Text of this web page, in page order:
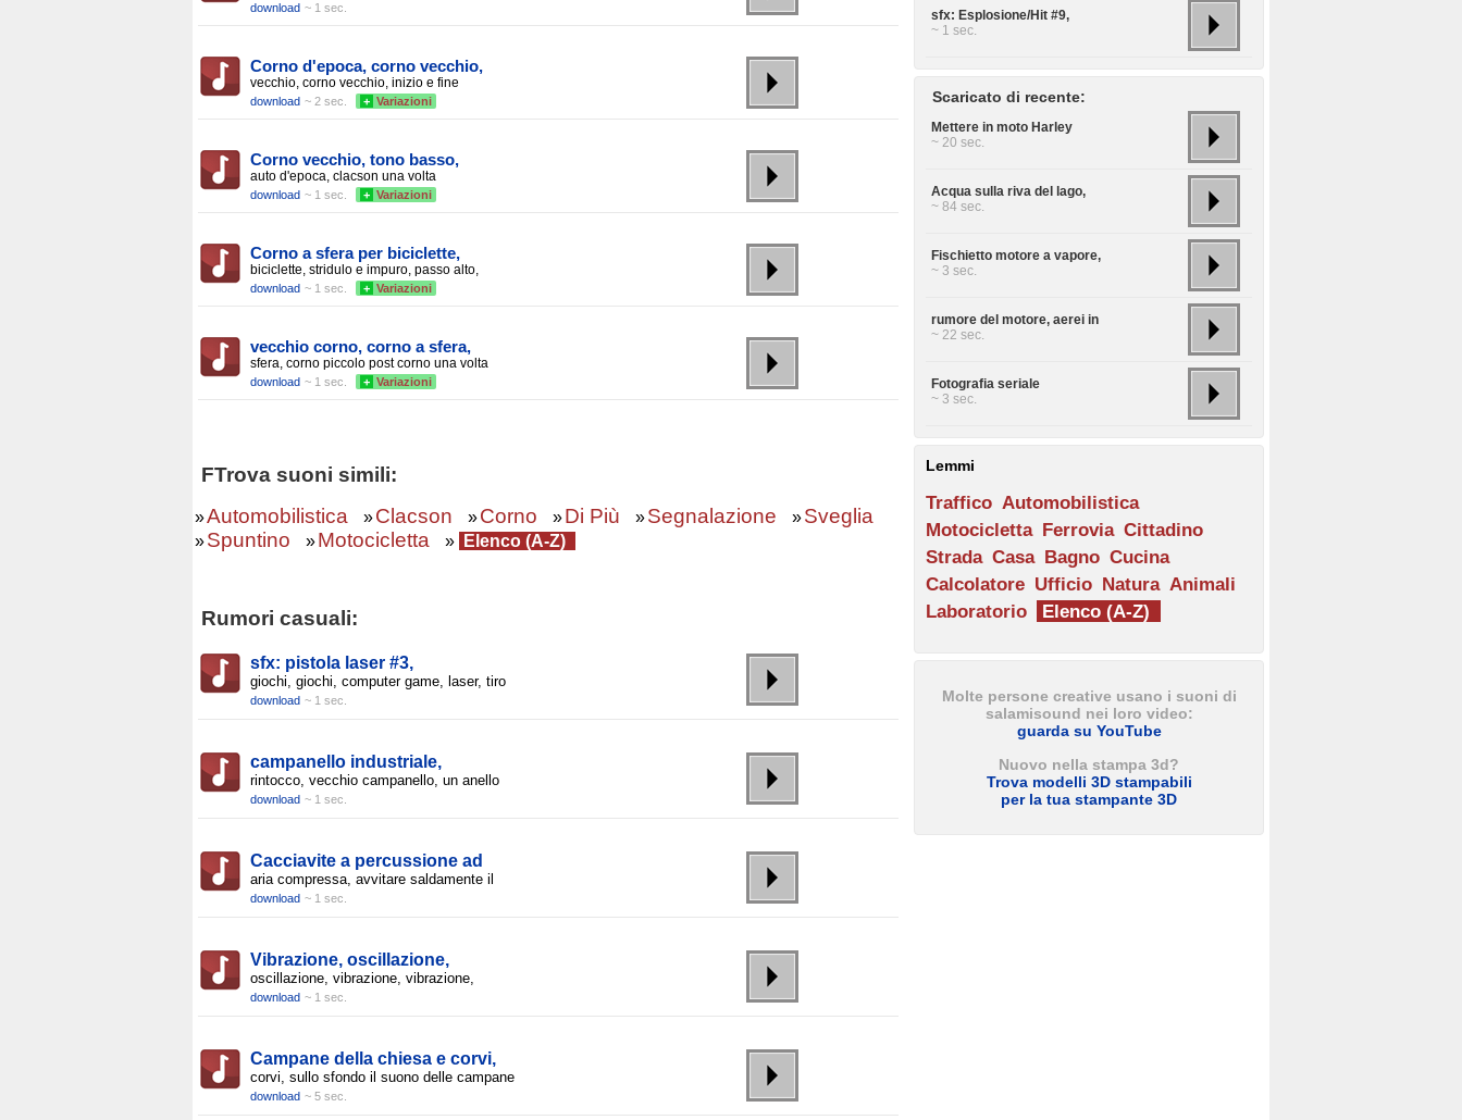
download ~ 1 sec.
Corno d'epoca, corno vecchio,
vecchio, corno vecchio, inizio e fine
download ~ 2 sec. + Variazioni
Corno vecchio, tono basso,
auto d'epoca, clacson una volta
download ~ 1 sec. + Variazioni
Corno a sfera per biciclette,
biciclette, stridulo e impuro, passo alto,
download ~ 1 sec. + Variazioni
vecchio corno, corno a sfera,
sfera, corno piccolo post corno una volta
download ~ 1 sec. + Variazioni
FTrova suoni simili:
»Automobilistica »Clacson »Corno »Di Più »Segnalazione »Sveglia
»Spuntino »Motocicletta » Elenco (A-Z)
Rumori casuali:
sfx: pistola laser #3,
giochi, giochi, computer game, laser, tiro
download ~ 1 sec.
campanello industriale,
rintocco, vecchio campanello, un anello
download ~ 1 sec.
Cacciavite a percussione ad
aria compressa, avvitare saldamente il
download ~ 1 sec.
Vibrazione, oscillazione,
oscillazione, vibrazione, vibrazione,
download ~ 1 sec.
Campane della chiesa e corvi,
corvi, sullo sfondo il suono delle campane
download ~ 5 sec.
sfx: Esplosione/Hit #9,
~ 1 sec.
Scaricato di recente:
Mettere in moto Harley
~ 20 sec.
Acqua sulla riva del lago,
~ 84 sec.
Fischietto motore a vapore,
~ 3 sec.
rumore del motore, aerei in
~ 22 sec.
Fotografia seriale
~ 3 sec.
Lemmi
Traffico Automobilistica
Motocicletta Ferrovia Cittadino
Strada Casa Bagno Cucina
Calcolatore Ufficio Natura Animali
Laboratorio
Elenco (A-Z)
Molte persone creative usano i suoni di
salamisound nei loro video:
guarda su YouTube
Nuovo nella stampa 3d?
Trova modelli 3D stampabili
per la tua stampante 3D